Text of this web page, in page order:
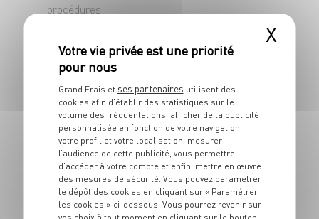
procédures
Un contrat 35h/semaine à pourvoir en CDI pour
nous rejoindre à comtper du 3 aout 2026 !
Un salaire brut mensuel de 2011.15 € + diverses
primes + une prime de fin d’année selon
ancienneté
Promis, même si on en vend, on ne vous raconte pas
des salades !
N’hésitez plus, pimentez votre vie et venez prendre
part vous aussi à la team : J'peux pas j'ai grand frais !
La diversité est une force, nous nous engageons à
X
Grand Frais et ses partenaires utilisent des
cookies afin d’établir des statistiques sur le
volume des fréquentations, afficher de la publicité
personnalisée en fonction de votre navigation,
votre profil et votre localisation, mesurer
l’audience de cette publicité, vous permettre
d’accéder à votre compte et enfin, mettre en œuvre
des mesures de sécurité. Vous pouvez paramétrer
le dépôt des cookies en cliquant sur « Paramétrer
les cookies » ci-dessous. Vous pourrez revenir sur
vos choix à tout moment en cliquant sur le bouton